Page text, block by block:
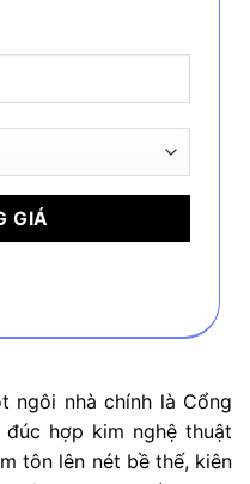
ngôi nhà chính là Cổng
hợp kim nghệ thuật
tôn lên nét bề thế, kiên